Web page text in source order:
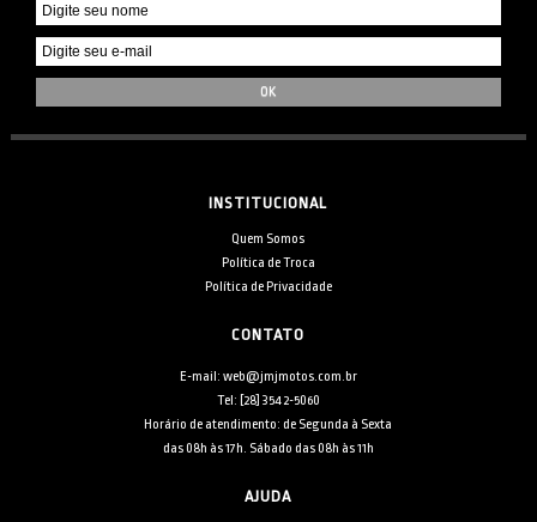
INSTITUCIONAL
Quem Somos
Política de Troca
Política de Privacidade
CONTATO
E-mail: web@jmjmotos.com.br
Tel: [28] 3542-5060
Horário de atendimento: de Segunda à Sexta
das 08h às 17h. Sábado das 08h às 11h
AJUDA